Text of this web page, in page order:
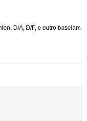
D/A, D/P, e outro baseiam